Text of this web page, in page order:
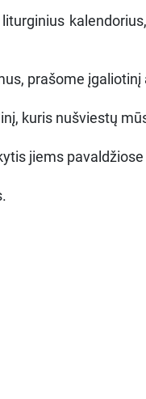
prašome
kuris nušviestų
jiems